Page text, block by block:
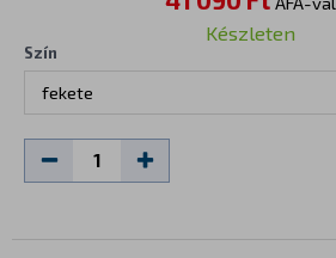
Készleten
Szín
fekete